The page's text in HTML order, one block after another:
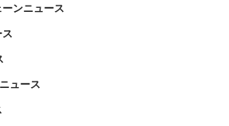
ンニュース
ュース